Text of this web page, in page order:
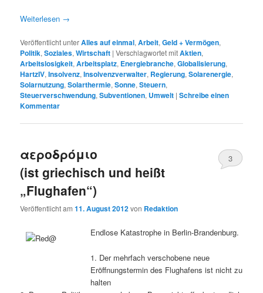
Weiterlesen →
Veröffentlicht unterAlles auf einmal,Arbeit,Geld + Vermögen,
Politik,Soziales,Wirtschaft |Verschlagwortet mitAktien,
Arbeitslosigkeit,Arbeitsplatz, Energiebranche,Globalisierung,
HartzIV,Insolvenz,Insolvenzverwalter, Regierung,Solarenergie,
Solarnutzung,Solarthermie,Sonne,Steuern,
Steuerverschwendung,Subventionen, Umwelt |Schreibe einen
Kommentar
αεροδρόμιο
(ist griechisch und heißt
„Flughafen“)
Veröffentlicht am11. August 2012von Redaktion
3
Endlose Katastrophe in Berlin-Brandenburg.
1. Der mehrfach verschobene neue
Eröffnungstermin des Flughafens ist nicht zu
halten